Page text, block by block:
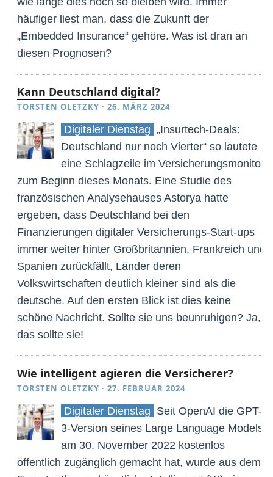
häufiger liest man, dass die Zukunft der
„Embedded Insurance“ gehöre. Was ist dran an
diesen Prognosen?
Kann Deutschland digital?
TORSTEN OLETZKY ·26. MÄRZ 2024
Digitaler Dienstag „Insurtech-Deals:
Deutschland nur noch Vierter“ so lautete
eine Schlagzeile im Versicherungsmonitor
zum Beginn dieses Monats. Eine Studie des
französischen Analysehauses Astorya hatte
ergeben, dass Deutschland bei den
Finanzierungen digitaler Versicherungs-Start-ups
immer weiter hinter Großbritannien, Frankreich und
Spanien zurückfällt, Länder deren
Volkswirtschaften deutlich kleiner sind als die
deutsche. Auf den ersten Blick ist dies keine
schöne Nachricht. Sollte sie uns beunruhigen? Ja,
das sollte sie!
Wie intelligent agieren die Versicherer?
TORSTEN OLETZKY ·27. FEBRUAR 2024
Digitaler Dienstag Seit OpenAI die GPT-
3-Version seines Large Language Models
am 30. November 2022 kostenlos
öffentlich zugänglich gemacht hat, wurde aus dem